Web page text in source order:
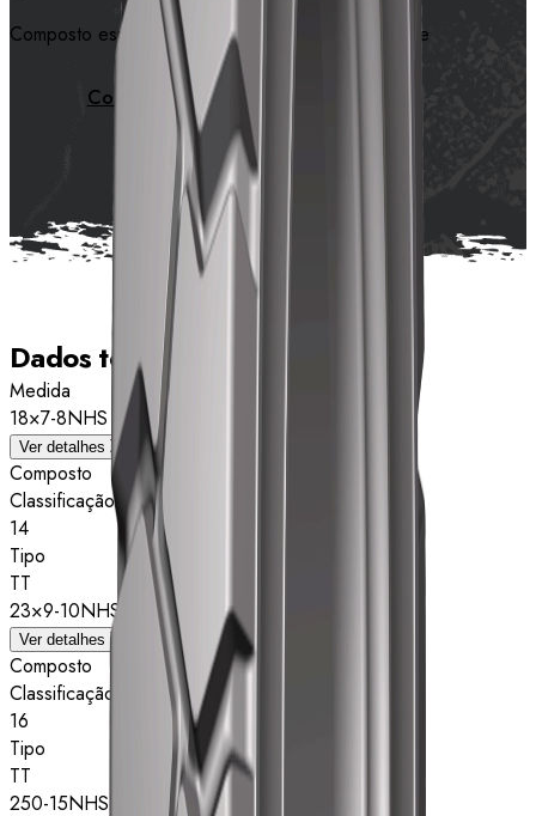
Composto especial garante resistência ao desgaste
Contate-nos
Dados técnicos
Medida
18×7-8NHS
Ver detalhes
Composto
Classificação de estrelas
14
Tipo
TT
23×9-10NHS
Ver detalhes
Composto
Classificação de estrelas
16
Tipo
TT
250-15NHS